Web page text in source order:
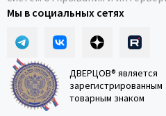
Мы в социальных сетях
ДВЕРЦОВ® является
зарегистрированным
товарным знаком